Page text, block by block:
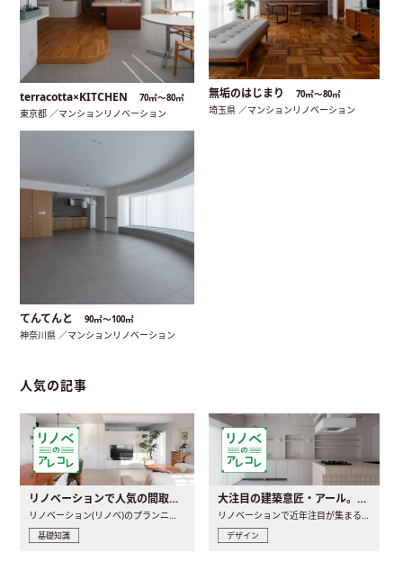
terracotta×KITCHEN 70㎡〜80㎡
東京都 ／マンションリノベーション
無垢のはじまり 70㎡〜80㎡
埼玉県 ／マンションリノベーション
てんてんと 90㎡〜100㎡
神奈川県 ／マンションリノベーション
人気の記事
リノベーションで人気の間取りとは？トレンドの間取りと実例を徹底解説
リノベーション(リノベ)のプランニングで一番最初に決めるのは..
基礎知識
大注目の建築意匠・アール。人気の理由と空間に取り入れるポイント
リノベーションで近年注目が集まる建築意匠の一つであるアール..
デザイン